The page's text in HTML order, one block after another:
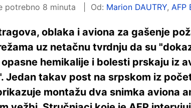
potrebno 8 minuta
Od: Marion DAUTRY, AFP
oblaka i aviona za gašenje
uz netačnu tvrdnju da su
hemikalije i bolesti prskaju iz
Jedan takav post na srpskom iz
montažu dva snimka aviona